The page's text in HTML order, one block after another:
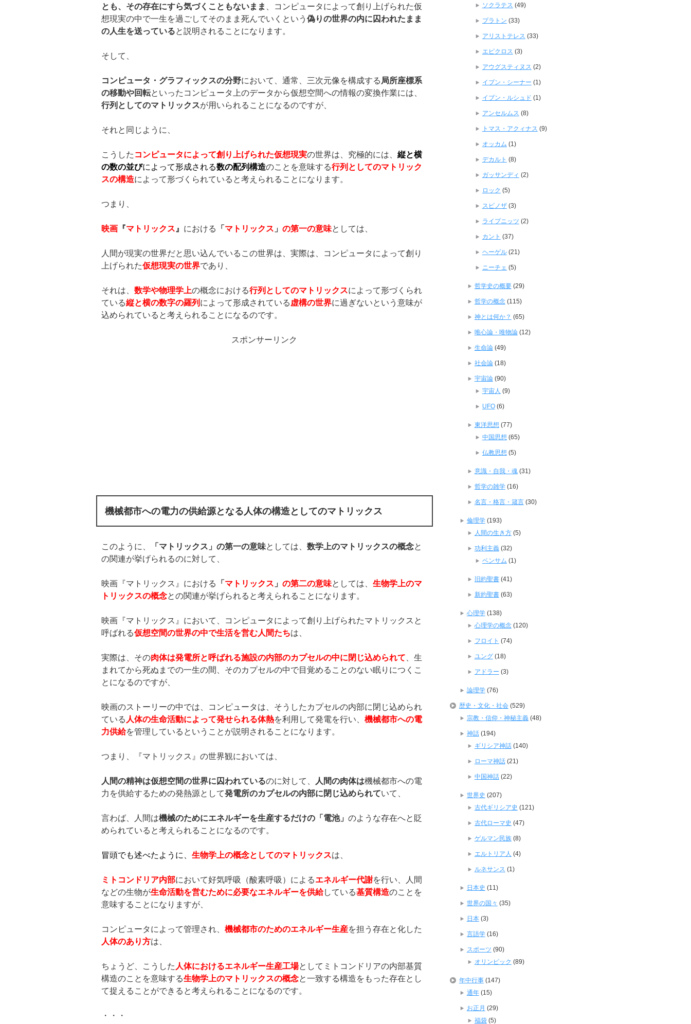
とも、その存在にすら気づくこともないまま
、コンピュータによって創り上げられた仮
想現実の中で一生を過ごしてそのまま死んでいくという 偽りの世界の内に囚われたまま
の人生を送っていると説明されることになります。
そして、
コンピュータ・グラフィックスの分野において、通常、三次元像を構成する 局所座標系
の移動や回転といったコンピュータ上のデータから仮想空間への情報の変換作業には、
行列としてのマトリックスが用いられることになるのですが、
それと同じように、
こうした コンピュータによって創り上げられた仮想現実の世界は、究極的には、 縦と横
の数の並びによって形成される数の配列構造のことを意味する行列としてのマトリック
スの構造によって形づくられていると考えられることになります。
つまり、
映画 『マトリックス 』 における 「 マトリックス 」 の第一の意味としては、
人間が現実の世界だと思い込んでいるこの世界は、実際は、コンピュータによって創り
上げられた仮想現実の世界であり、
それは、 数学や物理学上の概念における行列としてのマトリックスによって形づくられ
ている縦と横の数字の羅列 によって形成されている虚構の世界に過ぎないという意味が
込められていると考えられることになるのです。
スポンサーリンク
機械都市への電力の供給源となる人体の構造としてのマトリックス
このように、 「マトリックス」の第一の意味としては、 数学上のマトリックスの概念と
の関連が挙げられるのに対して、
映画『マトリックス』における 「 マトリックス 」 の第二の意味としては、 生物学上のマ
トリックスの概念との関連が挙げられると考えられることになります。
映画『マトリックス』において、コンピュータによって創り上げられたマトリックスと
呼ばれる仮想空間の世界の中で生活を営む人間たちは、
実際は、その肉体は発電所と呼ばれる施設の内部のカプセルの中に閉じ込められて 、生
まれてから死ぬまでの一生の間、そのカプセルの中で目覚めることのない眠りにつくこ
とになるのですが、
映画のストーリーの中では、コンピュータは、そうしたカプセルの内部に閉じ込められ
ている 人体の生命活動によって発せられる体熱を利用して発電を行い、 機械都市への電
力供給を管理しているということが説明されることになります。
つまり、『マトリックス』の世界観においては、
人間の精神は仮想空間の世界に囚われているのに対して、 人間の肉体は機械都市への電
力を供給するための発熱源として発電所のカプセルの内部に閉じ込められていて、
言わば、人間は機械のためにエネルギーを生産するだけの「電池」 のような存在へと貶
められていると考えられることになるのです。
冒頭でも述べたように、 生物学上の概念としてのマトリックスは、
ミトコンドリア内部において好気呼吸（酸素呼吸）によるエネルギー代謝を行い、人間
などの生物が生命活動を営むために必要なエネルギーを供給している基質構造のことを
意味することになりますが、
コンピュータによって管理され、 機械都市のためのエネルギー生産を担う存在と化した
人体のあり方は、
ちょうど、こうした 人体におけるエネルギー生産工場としてミトコンドリアの内部基質
構造のことを意味する生物学上のマトリックスの概念と一致する構造をもった存在とし
て捉えることができると考えられることになるのです。
・・・
ソクラテス (49)
プラトン (33)
アリストテレス (33)
エピクロス (3)
アウグスティヌス (2)
イブン・シーナー (1)
イブン・ルシュド (1)
アンセルムス (8)
トマス・アクィナス (9)
オッカム (1)
デカルト (8)
ガッサンディ (2)
ロック (5)
スピノザ(3)
ライプニッツ (2)
カント (37)
ヘーゲル(21)
ニーチェ (5)
哲学史の概要(29)
哲学の概念(115)
神とは何か？ (65)
唯心論・唯物論(12)
生命論(49)
社会論(18)
宇宙論(90)
宇宙人 (9)
UFO(6)
東洋思想 (77)
中国思想 (65)
仏教思想 (5)
意識・自我・魂(31)
哲学の雑学(16)
名言・格言・箴言(30)
倫理学(193)
人間の生き方(5)
功利主義(32)
ベンサム (1)
旧約聖書(41)
新約聖書(63)
心理学(138)
心理学の概念(120)
フロイト (74)
ユング(18)
アドラー (3)
論理学(76)
歴史・文化・社会(529)
宗教・信仰・神秘主義(48)
神話(194)
ギリシア神話(140)
ローマ神話(21)
中国神話(22)
世界史 (207)
古代ギリシア史 (121)
古代ローマ史 (47)
ゲルマン民族(8)
エルトリア人 (4)
ルネサンス (1)
日本史 (11)
世界の国々 (35)
日本(3)
言語学(16)
スポーツ (90)
オリンピック (89)
年中行事(147)
通年(15)
お正月 (29)
福袋(5)